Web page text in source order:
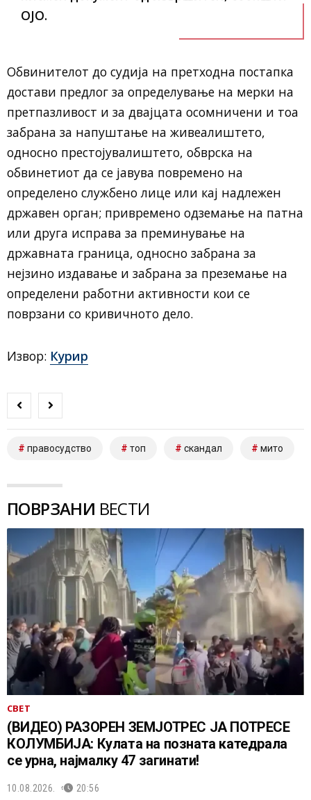
ОЈО.
Обвинителот до судија на претходна постапка
достави предлог за определување на мерки на
претпазливост и за двајцата осомничени и тоа
забрана за напуштање на живеалиштето,
односно престојувалиштето, обврска на
обвинетиот да се јавува повремено на
определено службено лице или кај надлежен
државен орган; привремено одземање на патна
или друга исправа за преминување на
државната граница, односно забрана за
нејзино издавање и забрана за преземање на
определени работни активности кои се
поврзани со кривичното дело.
Извор: Курир
правосудство топ скандал мито
ПОВРЗАНИ ВЕСТИ
СВЕТ
(ВИДЕО) РАЗОРЕН ЗЕМЈОТРЕС ЈА ПОТРЕСЕ
КОЛУМБИЈА: Кулата на позната катедрала
се урна, најмалку 47 загинати!
10.08.2026. 20:56